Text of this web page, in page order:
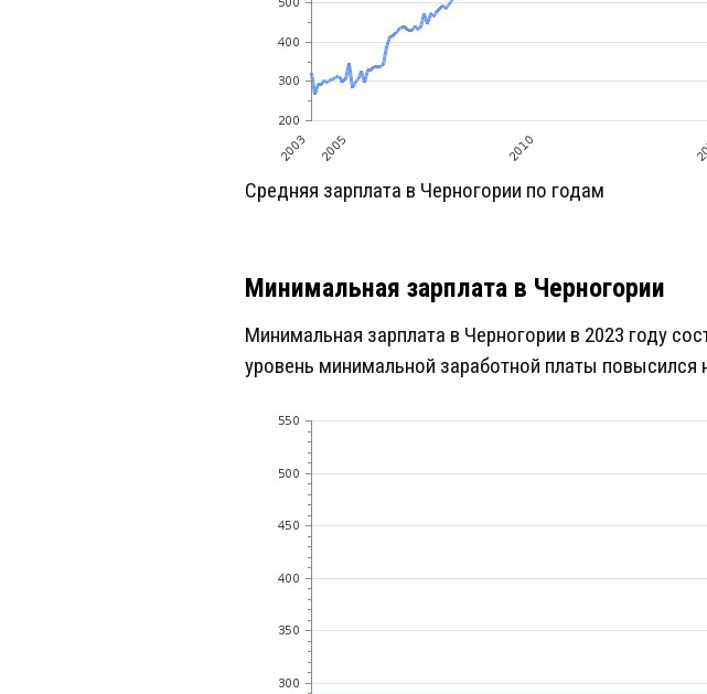
Средняя зарплата в Черногории по годам
Минимальная зарплата в Черногории
Минимальная зарплата в Черногории в 2023 году
уровень минимальной заработной платы повысился